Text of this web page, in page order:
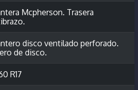
Mcpherson. Trasera
disco ventilado perforado.
de disco.
R17